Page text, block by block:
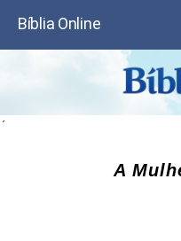
Bíblia Online
´
A